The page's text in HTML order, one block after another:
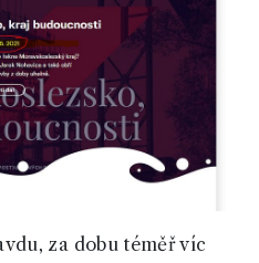
za dobu téměř víc